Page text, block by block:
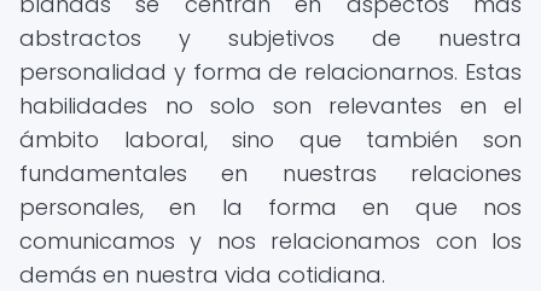
abstractos y subjetivos de nuestra
personalidad y forma de relacionarnos. Estas
habilidades no solo son relevantes en el
ámbito laboral, sino que también son
fundamentales en nuestras relaciones
personales, en la forma en que nos
comunicamos y nos relacionamos con los
demás en nuestra vida cotidiana.